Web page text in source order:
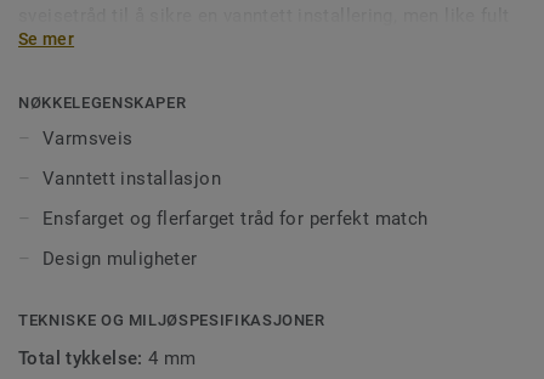
for å sikre en god installering på store flater i offentlig
og forhindrer smuss og møkk å trenge ned i skjøtene. Våre
sveisetråder kommer i ens- eller flerfargede utgaver for å
kontraster.
Se mer
NØKKELEGENSKAPER
Varmsveis
Vanntett installasjon
Ensfarget og flerfarget tråd for perfekt match
Design muligheter
TEKNISKE OG MILJØSPESIFIKASJONER
Total tykkelse:4 mm